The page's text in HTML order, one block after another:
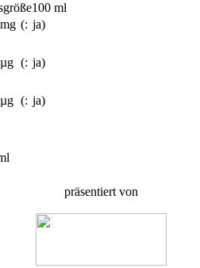
ml
(: ja)
(: ja)
(: ja)
präsentiert von